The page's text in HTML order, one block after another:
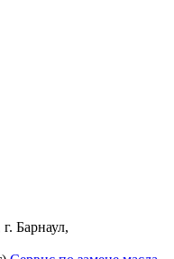
Барнаул,